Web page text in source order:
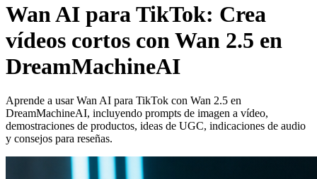
Wan AI para TikTok: Crea
vídeos cortos con Wan 2.5 en
DreamMachineAI
Aprende a usar Wan AI para TikTok con Wan 2.5 en
DreamMachineAI, incluyendo prompts de imagen a vídeo,
demostraciones de productos, ideas de UGC, indicaciones de audio
y consejos para reseñas.